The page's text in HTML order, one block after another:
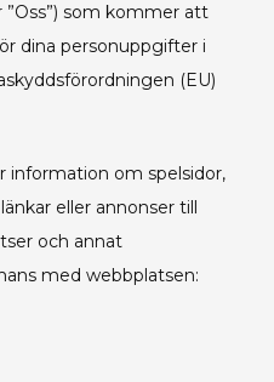
”Oss”) som kommer att
dina personuppgifter i
(EU)
information om spelsidor,
eller annonser till
och annat
med webbplatsen: